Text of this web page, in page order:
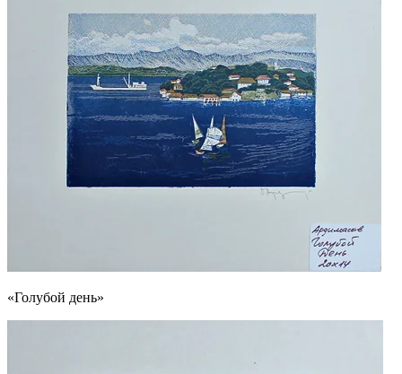
«Голубой день»